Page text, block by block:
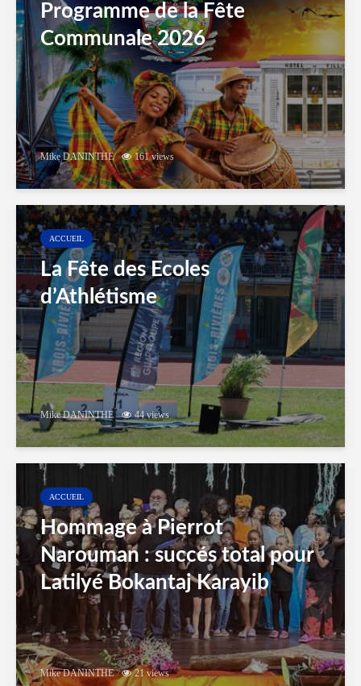
Programme de la Fête
Communale 2026
Mike DANINTHE 161 views
ACCUEIL
La Fête des Ecoles
d’Athlétisme
Mike DANINTHE 44 views
ACCUEIL
Hommage à Pierrot
Narouman : succés total pour
Latilyé Bokantaj Karayib
Mike DANINTHE 21 views